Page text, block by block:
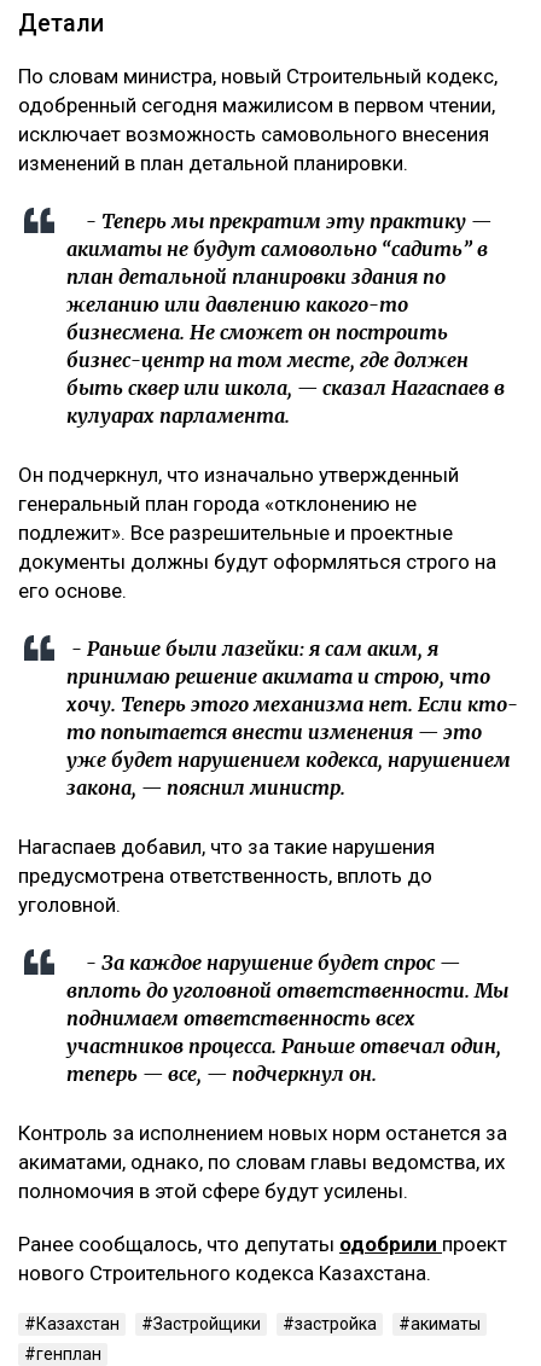
Детали
По словам министра, новый Строительный кодекс,
одобренный сегодня мажилисом в первом чтении,
исключает возможность самовольного внесения
изменений в план детальной планировки.
- Теперь мы прекратим эту практику —
акиматы не будут самовольно “садить” в
план детальной планировки здания по
желанию или давлению какого-то
бизнесмена. Не сможет он построить
бизнес-центр на том месте, где должен
быть сквер или школа, — сказал Нагаспаев в
кулуарах парламента.
Он подчеркнул, что изначально утвержденный
генеральный план города «отклонению не
подлежит». Все разрешительные и проектные
документы должны будут оформляться строго на
его основе.
- Раньше были лазейки: я сам аким, я
принимаю решение акимата и строю, что
хочу. Теперь этого механизма нет. Если кто-
то попытается внести изменения — это
уже будет нарушением кодекса, нарушением
закона, — пояснил министр.
Нагаспаев добавил, что за такие нарушения
предусмотрена ответственность, вплоть до
уголовной.
- За каждое нарушение будет спрос —
вплоть до уголовной ответственности. Мы
поднимаем ответственность всех
участников процесса. Раньше отвечал один,
теперь — все, — подчеркнул он.
Контроль за исполнением новых норм останется за
акиматами, однако, по словам главы ведомства, их
полномочия в этой сфере будут усилены.
Ранее сообщалось, что депутаты одобрили проект
нового Строительного кодекса Казахстана.
Казахстан Застройщики застройка
акиматы
генплан